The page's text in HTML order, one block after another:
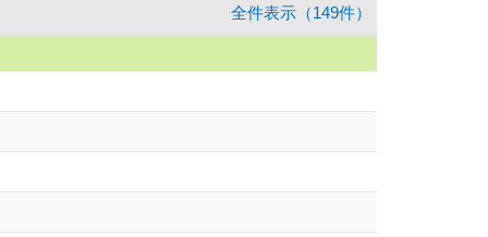
全件表示（149件）